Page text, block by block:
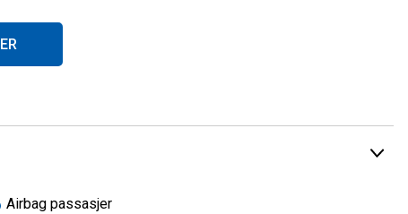
Airbag passasjer